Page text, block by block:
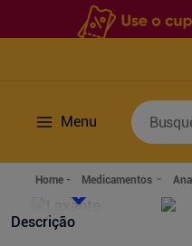
Menu
Busque
Medicamentos
Descrição
º